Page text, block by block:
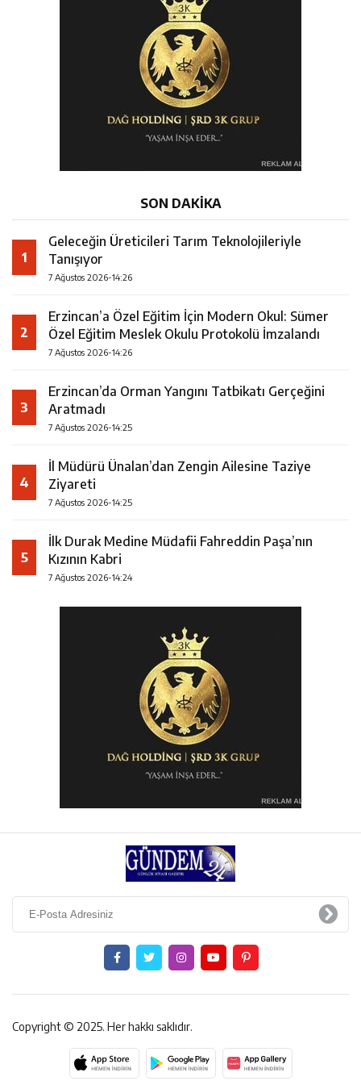
SON DAKİKA
1
Geleceğin Üreticileri Tarım Teknolojileriyle
Tanışıyor
7 Ağustos 2026-14:26
2
Erzincan’a Özel Eğitim İçin Modern Okul: Sümer
Özel Eğitim Meslek Okulu Protokolü İmzalandı
7 Ağustos 2026-14:26
3
Erzincan’da Orman Yangını Tatbikatı Gerçeğini
Aratmadı
7 Ağustos 2026-14:25
4
İl Müdürü Ünalan’dan Zengin Ailesine Taziye
Ziyareti
7 Ağustos 2026-14:25
5
İlk Durak Medine Müdafii Fahreddin Paşa’nın
Kızının Kabri
7 Ağustos 2026-14:24
Copyright © 2025. Her hakkı saklıdır.